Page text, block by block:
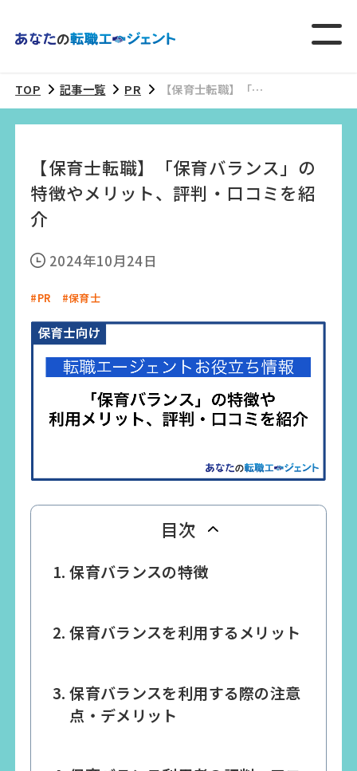
TOP 記事一覧 PR
【保育士転職】「保
育バランス」の特徴
【保育士転職】「保育バランス」の
特徴やメリット、評判・口コミを紹
介
2024年10月24日
#PR #保育士
目次
保育バランスの特徴
保育バランスを利用するメリット
保育バランスを利用する際の注意
点・デメリット